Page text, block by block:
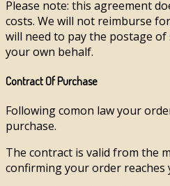
Please note: this agreement
costs. We will not reimburse
will need to pay the postage
your own behalf.
Contract Of Purchase
Following comon law your
purchase.
The contract is valid from the
confirming your order reaches